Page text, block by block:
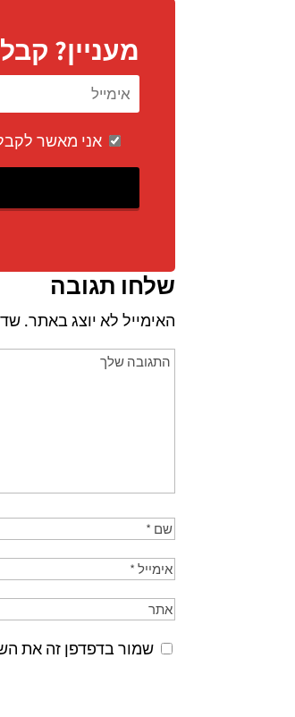
מעניין?
אני מאשר
שלחו תגובה
האימייל לא יוצג באתר.
שמור בדפדפן זה את